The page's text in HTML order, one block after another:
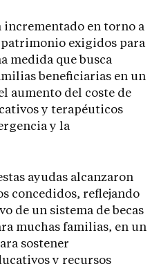
incrementado en torno a
patrimonio exigidos para
medida que busca
beneficiarias en un
aumento del coste de
y terapéuticos
y la
ayudas alcanzaron
concedidos, reflejando
de un sistema de becas
muchas familias, en un
sostener
y recursos